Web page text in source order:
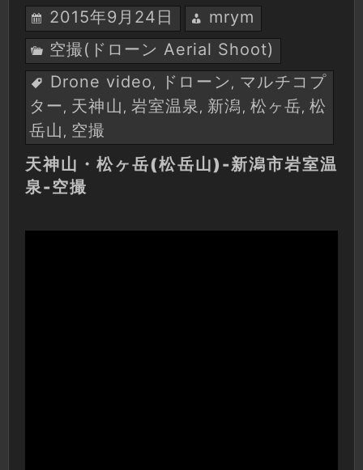
2015年9月24日
mrym
空撮(ドローン Aerial Shoot)
Drone video, ドローン , マルチコプ
ター, 天神山 , 岩室温泉 , 新潟 , 松ヶ岳,松
岳山 , 空撮
天神山・松ヶ岳(松岳山)-新潟市岩室温
泉-空撮